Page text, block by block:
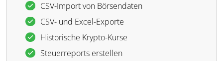
CSV-Import von Börsendaten
CSV- und Excel-Exporte
Historische Krypto-Kurse
Steuerreports erstellen